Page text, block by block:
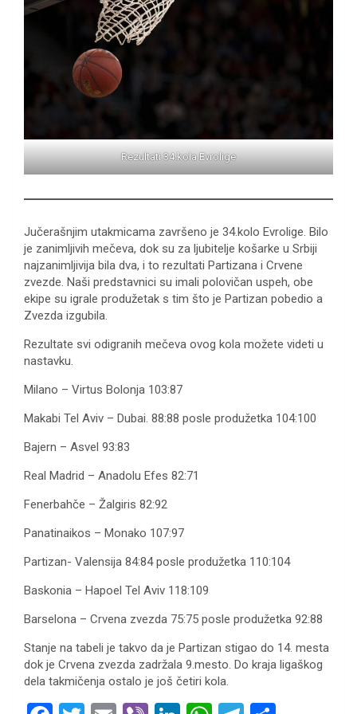
Rezultati 34.kola Evrolige
Jučerašnjim utakmicama završeno je 34.kolo Evrolige. Bilo
je zanimljivih mečeva, dok su za ljubitelje košarke u Srbiji
najzanimljivija bila dva, i to rezultati Partizana i Crvene
zvezde. Naši predstavnici su imali polovičan uspeh, obe
ekipe su igrale produžetak s tim što je Partizan pobedio a
Zvezda izgubila.
Rezultate svi odigranih mečeva ovog kola možete videti u
nastavku.
Milano – Virtus Bolonja 103:87
Makabi Tel Aviv – Dubai. 88:88 posle produžetka 104:100
Bajern – Asvel 93:83
Real Madrid – Anadolu Efes 82:71
Fenerbahče – Žalgiris 82:92
Panatinaikos – Monako 107:97
Partizan- Valensija 84:84 posle produžetka 110:104
Baskonia – Hapoel Tel Aviv 118:109
Barselona – Crvena zvezda 75:75 posle produžetka 92:88
Stanje na tabeli je takvo da je Partizan stigao do 14. mesta
dok je Crvena zvezda zadržala 9.mesto. Do kraja ligaškog
dela takmičenja ostalo je još četiri kola.